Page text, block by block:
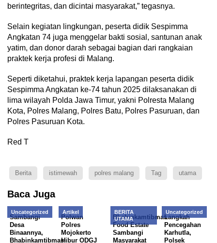
berintegritas, dan dicintai masyarakat,” tegasnya.
Selain kegiatan lingkungan, peserta didik Sespimma
Angkatan 74 juga menggelar bakti sosial, santunan anak
yatim, dan donor darah sebagai bagian dari rangkaian
praktek kerja profesi di Malang.
Seperti diketahui, praktek kerja lapangan peserta didik
Sespimma Angkatan ke-74 tahun 2025 dilaksanakan di
lima wilayah Polda Jawa Timur, yakni Polresta Malang
Kota, Polres Malang, Polres Batu, Polres Pasuruan, dan
Polres Pasuruan Kota.
Red T
Berita istimewah polres malang Tag utama
Baca Juga
Uncategorized
Sambangi
Desa
Binaannya,
Bhabinkamtibmas
Artikel
Polwan
Polres
Mojokerto
Hibur ODGJ
BERITA
UTAMA
Bhabinkamtibmas
Food Estate
Sambangi
Masyarakat
Uncategorized
Langkah
Pencegahan
Karhutla,
Polsek